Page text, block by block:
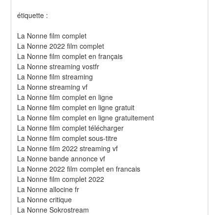
étiquette :
La Nonne film complet
La Nonne 2022 film complet
La Nonne film complet en français
La Nonne streaming vostfr
La Nonne film streaming
La Nonne streaming vf
La Nonne film complet en ligne
La Nonne film complet en ligne gratuit
La Nonne film complet en ligne gratuitement
La Nonne film complet télécharger
La Nonne film complet sous-titre
La Nonne film 2022 streaming vf
La Nonne bande annonce vf
La Nonne 2022 film complet en francais
La Nonne film complet 2022
La Nonne allocine fr
La Nonne critique
La Nonne Sokrostream